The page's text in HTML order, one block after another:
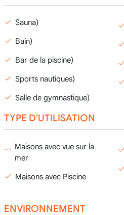
Sauna)
Bain)
Bar de la piscine)
Sports nautiques)
Salle de gymnastique)
TYPE D'UTILISATION
Maisons avec vue sur la
mer
Maisons avec Piscine
ENVIRONNEMENT